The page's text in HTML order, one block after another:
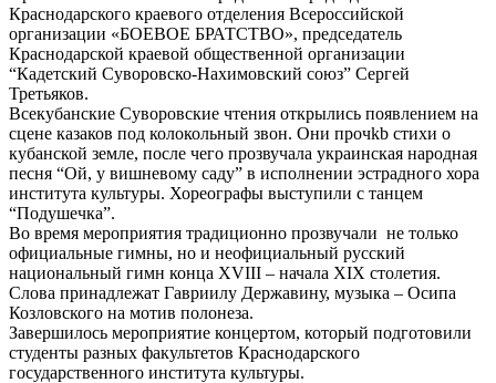
Краснодарского краевого отделения Всероссийской
организации «БОЕВОЕ БРАТСТВО», председатель
Краснодарской краевой общественной организации
“Кадетский Суворовско-Нахимовский союз” Сергей
Третьяков.
Всекубанские Суворовские чтения открылись появлением на
сцене казаков под колокольный звон. Они прочkb стихи о
кубанской земле, после чего прозвучала украинская народная
песня “Ой, у вишневому саду” в исполнении эстрадного хора
института культуры. Хореографы выступили с танцем
“Подушечка”.
Во время мероприятия традиционно прозвучали не только
официальные гимны, но и неофициальный русский
национальный гимн конца XVIII – начала XIX столетия.
Слова принадлежат Гавриилу Державину, музыка – Осипа
Козловского на мотив полонеза.
Завершилось мероприятие концертом, который подготовили
студенты разных факультетов Краснодарского
государственного института культуры.